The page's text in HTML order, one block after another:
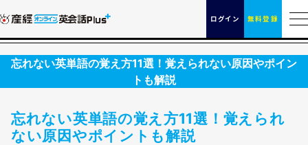
ログイン 無料登録
忘れない英単語の覚え方11選！覚えられない原因やポイン
トも解説
忘れない英単語の覚え方11選！覚えられ
ない原因やポイントも解説